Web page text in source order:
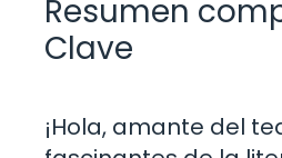
Resumen
Clave
¡Hola, amante del